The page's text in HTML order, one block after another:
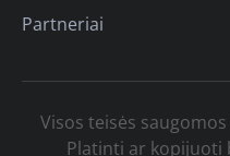
Partneriai
Visos teisės
Platinti ar kopijuoti